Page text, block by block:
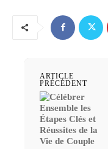
ARTICLE
PRÉCÉDENT